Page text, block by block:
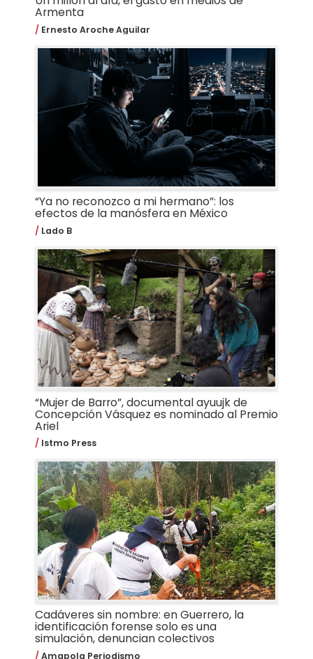
Armenta
Ernesto Aroche Aguilar
“Ya no reconozco a mi hermano”: los
efectos de la manósfera en México
Lado B
“Mujer de Barro”, documental ayuujk de
Concepción Vásquez es nominado al Premio
Ariel
Istmo Press
Cadáveres sin nombre: en Guerrero, la
identificación forense solo es una
simulación, denuncian colectivos
Amapola Periodismo